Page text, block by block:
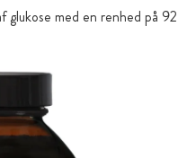
glukose med en renhed på 92